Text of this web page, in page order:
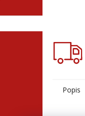
Popis